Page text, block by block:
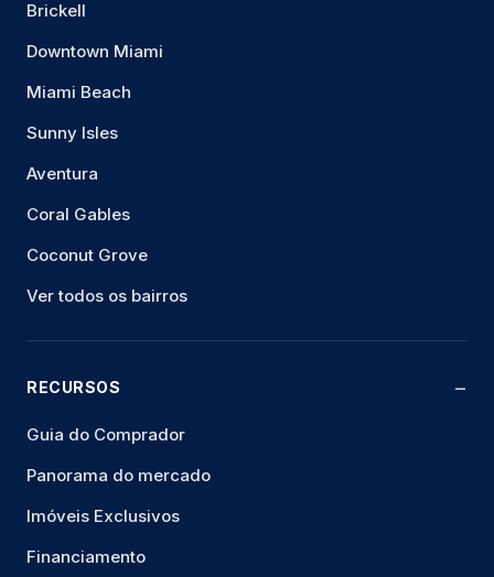
Brickell
Downtown Miami
Miami Beach
Sunny Isles
Aventura
Coral Gables
Coconut Grove
Ver todos os bairros
RECURSOS
Guia do Comprador
Panorama do mercado
Imóveis Exclusivos
Financiamento